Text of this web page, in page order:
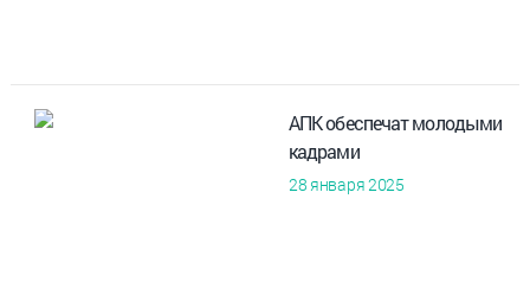
АПК обеспечат молодыми
кадрами
28 января 2025